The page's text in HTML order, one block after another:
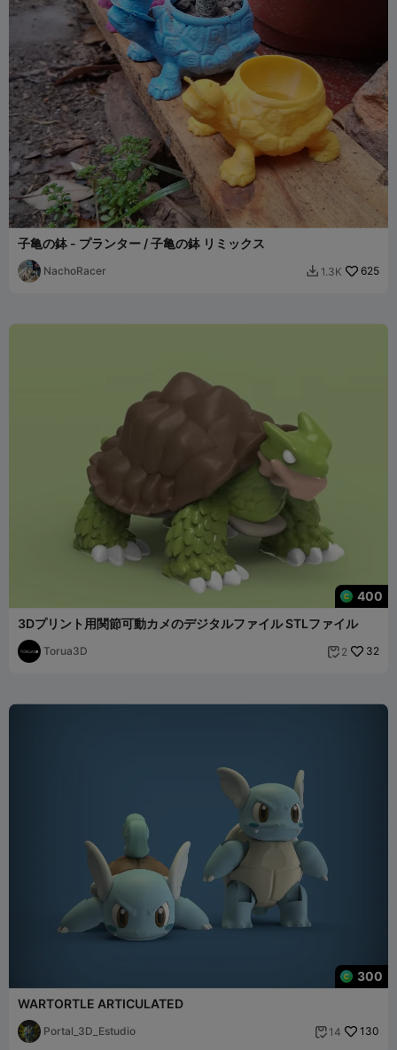
子亀の鉢 - プランター / 子亀の鉢 リミックス
NachoRacer  1.3K 625
400
3Dプリント用関節可動カメのデジタルファイル STLファイル
Torua3D  2 32
300
WARTORTLE ARTICULATED
Portal_3D_Estudio  14 130